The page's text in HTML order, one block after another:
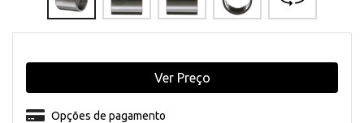
Opções de pagamento
Ver Preço